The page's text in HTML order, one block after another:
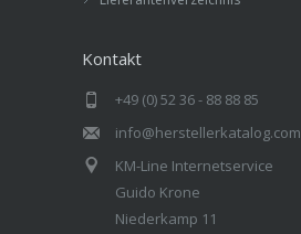
Kontakt
+49 (0) 52 36 - 88 88 85
info@herstellerkatalog.com
KM-Line Internetservice
Guido Krone
Niederkamp 11